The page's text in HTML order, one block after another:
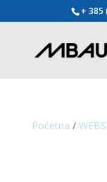
+ 385
Početna /